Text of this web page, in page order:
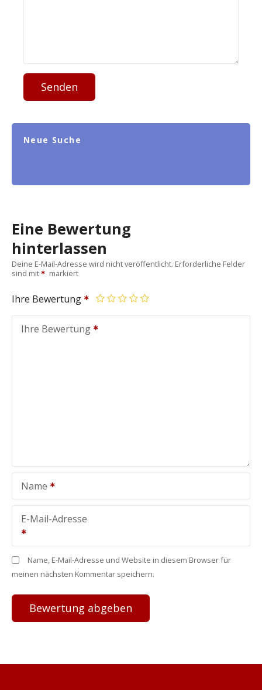
Senden
Neue Suche
Eine Bewertung
hinterlassen
Deine E-Mail-Adresse wird nicht veröffentlicht. Erforderliche Felder
sind mit
markiert
Ihre Bewertung
Ihre Bewertung
Name
E-Mail-Adresse
Name, E-Mail-Adresse und Website in diesem Browser für
meinen nächsten Kommentar speichern.